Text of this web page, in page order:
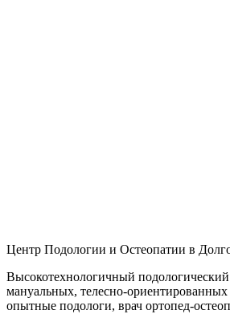
Центр Подологии и Остеопатии в
Высокотехнологичный
мануальных, телесно-
опытные подологи, врач ортопед-